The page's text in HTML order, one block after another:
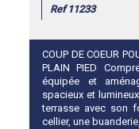
Ref 11233
COUP DE COEUR
PLAIN PIED
équipée et
spacieux et
terrasse avec son
cellier, une buanderie,